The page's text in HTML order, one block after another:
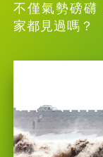
不僅氣勢磅礴
家都見過嗎？